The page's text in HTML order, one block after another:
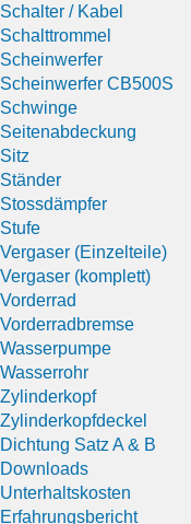
Schalter / Kabel
Schalttrommel
Scheinwerfer
Scheinwerfer CB500S
Schwinge
Seitenabdeckung
Sitz
Ständer
Stossdämpfer
Stufe
Vergaser (Einzelteile)
Vergaser (komplett)
Vorderrad
Vorderradbremse
Wasserpumpe
Wasserrohr
Zylinderkopf
Zylinderkopfdeckel
Dichtung Satz A & B
Downloads
Unterhaltskosten
Erfahrungsbericht